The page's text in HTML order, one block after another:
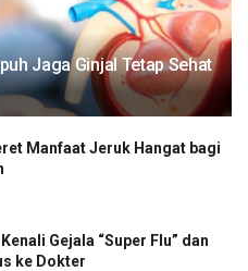
Jaga Ginjal Tetap Sehat
Manfaat Jeruk Hangat bagi
Gejala “Super Flu” dan
ke Dokter